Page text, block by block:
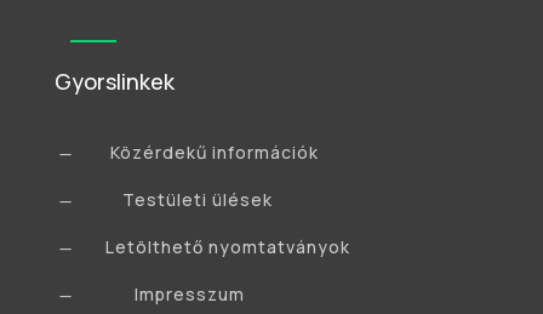
Gyorslinkek
K Közérdekű információk
K Testületi ülések
K Letölthető nyomtatványok
K Impresszum